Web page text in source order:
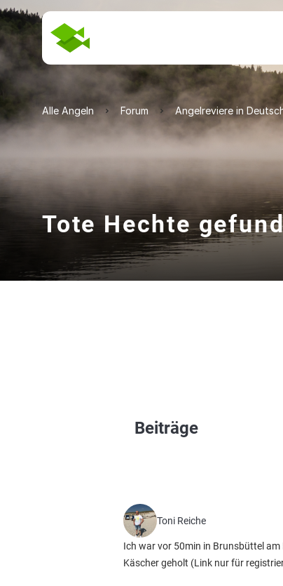
Alle Angeln Forum Angelreviere in
Tote Hechte
Beiträge
Toni Reiche
Ich war vor 50min in Brunsbüttel
Käscher geholt (Link nur für